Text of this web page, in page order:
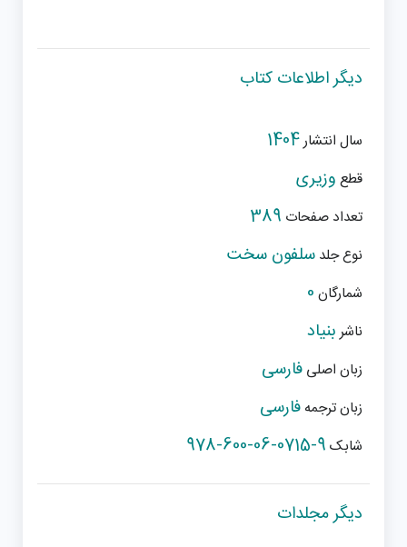
دیگر اطلاعات کتاب
سال انتشار1404
قطع وزیری
تعداد صفحات 389
نوع جلد سلفون سخت
شمارگان 0
ناشر بنیاد
زبان اصلی فارسی
زبان ترجمه فارسی
شابک 978-600-06-0715-9
دیگر مجلدات